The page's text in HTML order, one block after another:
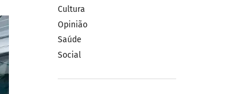
Cultura
Opinião
Saúde
Social